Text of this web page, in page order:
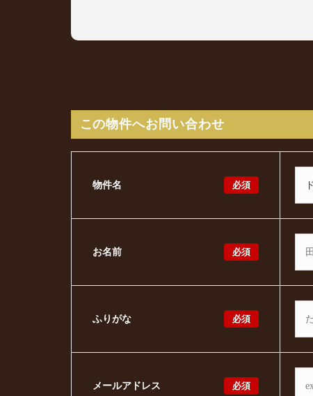
この物件へお問い合わせ
必須
物件名
必須
お名前
必須
ふりがな
必須
メールアドレス